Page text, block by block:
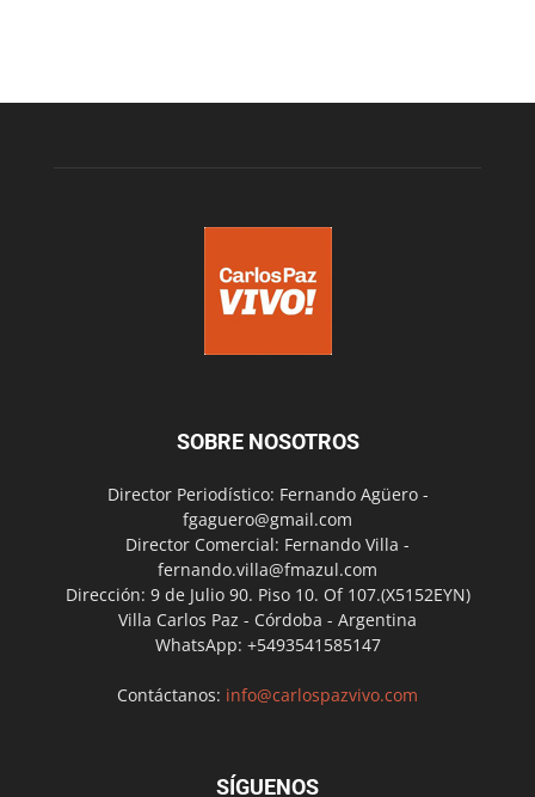
SOBRE NOSOTROS
Director Periodístico: Fernando Agüero -
fgaguero@gmail.com
Director Comercial: Fernando Villa -
fernando.villa@fmazul.com
Dirección: 9 de Julio 90. Piso 10. Of 107.(X5152EYN)
Villa Carlos Paz - Córdoba - Argentina
WhatsApp: +5493541585147
Contáctanos: info@carlospazvivo.com
SÍGUENOS